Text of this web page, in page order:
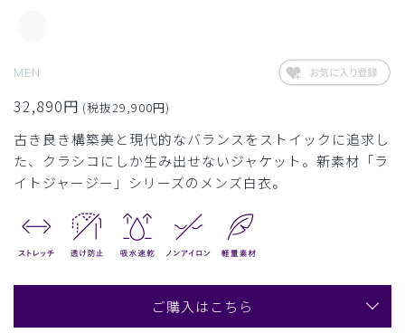
MEN
32,890円 (税抜29,900円)
古き良き構築美と現代的なバランスをストイックに追求し
た、クラシコにしか生み出せないジャケット。新素材「ラ
イトジャージー」シリーズのメンズ白衣。
ご購入はこちら